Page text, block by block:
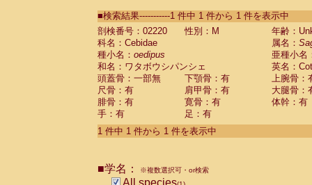
CebidaeSaguinus labiatus(0)
Cebidae Saguinus leucopus (0)
Cebidae
Cebidae
CebidaeSaguinus nigricollis (0)
Cebidae Saguinus oedipus
Cebidae Saguinus weddelli
Cebidae Saguinusspp.
Cebidae Aotus trivirgatus
Cebidae Cebus albifrons
CebidaeCebus nigrivittatus
CebidaeCebus
■検索結果-----------1 件中 1 件から 1 件を表示中
剖検番号：02220
性別：M
年齢：
科名：Cebidae
属名：
種小名： oedipus
亜種小名
和名：ワタボウシパンシェ
英名：
頭蓋骨：一部無
下顎骨：有
上腕骨：
尺骨：有
肩甲骨：有
大腿骨：
腓骨：有
寛骨：有
体幹：有
手：有
足：有
1 件中 1 件から 1 件を表示中
■学名： ※複数選択可・or検索
All species